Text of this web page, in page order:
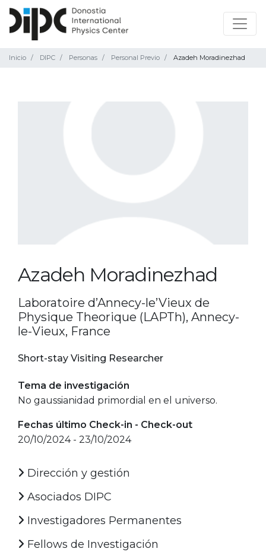
Inicio DIPC Personas Personal Previo Azadeh Moradinezhad
Azadeh Moradinezhad
Laboratoire d’Annecy-le’Vieux de
Physique Theorique (LAPTh), Annecy-
le-Vieux, France
Short-stay Visiting Researcher
Tema de investigación
No gaussianidad primordial en el universo.
Fechas último Check-in - Check-out
20/10/2024 - 23/10/2024
Dirección y gestión
Asociados DIPC
Investigadores Permanentes
Fellows de Investigación